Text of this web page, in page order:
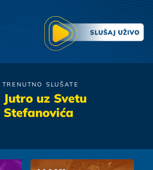
TRENUTNO SLUŠATE
Jutro uz Svetu
Stefanovića
Gibonni